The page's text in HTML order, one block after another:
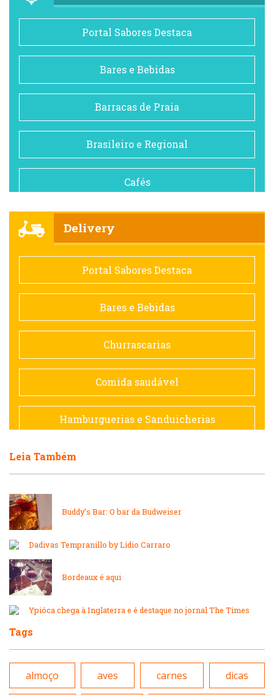
Portal Sabores Destaca
Bares e Bebidas
Barracas de Praia
Brasileiro e Regional
Cafés
Comida saudável
Contemporânea
Doceria
Espanhola
Francesa
Japonesa e Oriental
Delivery
Portal Sabores Destaca
Bares e Bebidas
Churrascarias
Comida saudável
Hamburguerias e Sanduicherias
Peixes e Frutos do Mar
Portuguesa
Leia Também
Buddy’s Bar: O bar da Budweiser
Dadivas Tempranillo by Lidio Carraro
Bordeaux é aqui
Ypióca chega à Inglaterra e é destaque no jornal The Times
Tags
almoço aves carnes dicas